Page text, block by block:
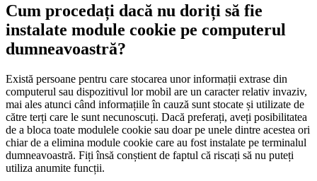
Cum procedați dacă nu doriți să fie
instalate module cookie pe computerul
dumneavoastră?
Există persoane pentru care stocarea unor informații extrase din
computerul sau dispozitivul lor mobil are un caracter relativ invaziv,
mai ales atunci când informațiile în cauză sunt stocate și utilizate de
către terți care le sunt necunoscuți. Dacă preferați, aveți posibilitatea
de a bloca toate modulele cookie sau doar pe unele dintre acestea ori
chiar de a elimina module cookie care au fost instalate pe terminalul
dumneavoastră. Fiți însă conștient de faptul că riscați să nu puteți
utiliza anumite funcții.